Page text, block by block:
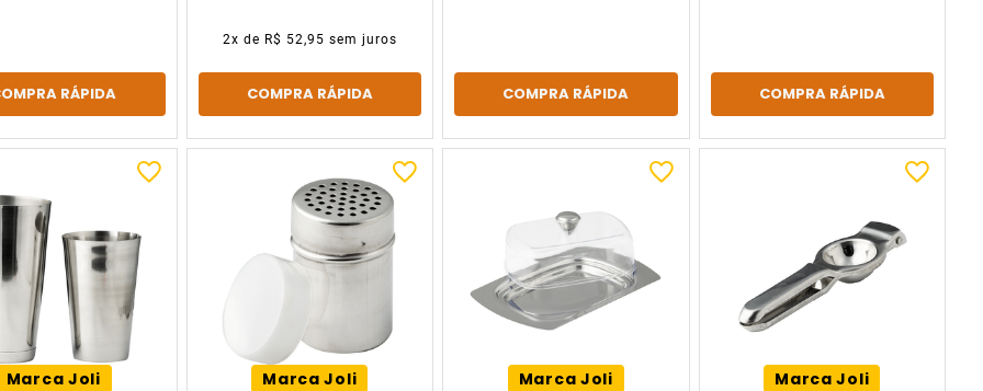
RÁPIDA
2x de R$ 52,95 sem juros
COMPRA RÁPIDA COMPRA RÁPIDA COMPRA RÁPIDA
Marca Joli Marca Joli Marca Joli Marca Joli